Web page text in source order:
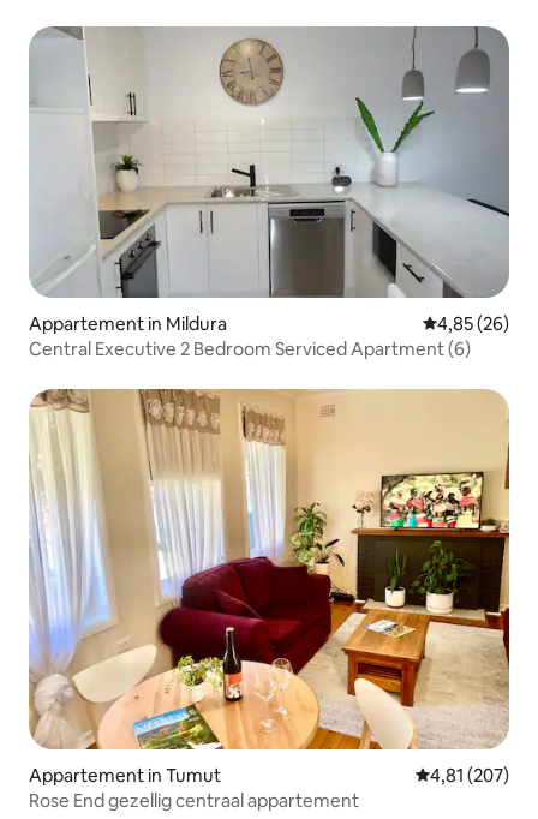
Appartement in Mildura Gemiddelde
4,85 (26)
Central Executive 2 Bedroom Serviced Apartment (6)
Appartement in Tumut Gemiddelde
4,81 (207)
Rose End gezellig centraal appartement